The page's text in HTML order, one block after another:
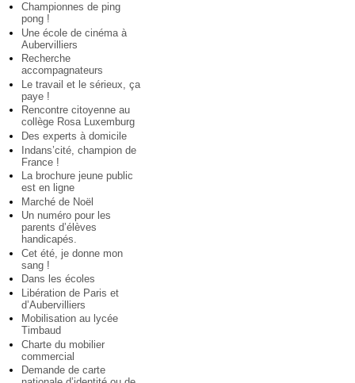
Championnes de ping
pong !
Une école de cinéma à
Aubervilliers
Recherche
accompagnateurs
Le travail et le sérieux, ça
paye !
Rencontre citoyenne au
collège Rosa Luxemburg
Des experts à domicile
Indans’cité, champion de
France !
La brochure jeune public
est en ligne
Marché de Noël
Un numéro pour les
parents d’élèves
handicapés.
Cet été, je donne mon
sang !
Dans les écoles
Libération de Paris et
d’Aubervilliers
Mobilisation au lycée
Timbaud
Charte du mobilier
commercial
Demande de carte